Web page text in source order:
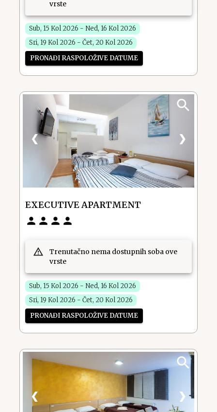
vrste
Sub, 15 Kol 2026 - Ned, 16 Kol 2026
Sri, 19 Kol 2026 - Čet, 20 Kol 2026
PRONAĐI RASPOLOŽIVE DATUME
❮ ❯
EXECUTIVE APARTMENT
Trenutačno nema dostupnih soba ove
vrste
Sub, 15 Kol 2026 - Ned, 16 Kol 2026
Sri, 19 Kol 2026 - Čet, 20 Kol 2026
PRONAĐI RASPOLOŽIVE DATUME
❮ ❯